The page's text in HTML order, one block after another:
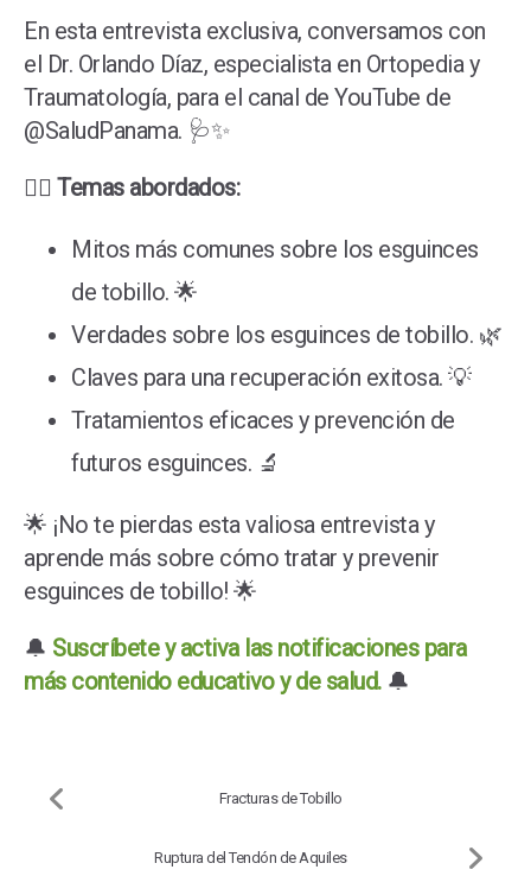
En esta entrevista exclusiva, conversamos con
el Dr. Orlando Díaz, especialista en Ortopedia y
Traumatología, para el canal de YouTube de
@SaludPanama. 🩺✨
👨‍⚕️ Temas abordados:
Mitos más comunes sobre los esguinces
de tobillo. 🌟
Verdades sobre los esguinces de tobillo. 🌿
Claves para una recuperación exitosa. 💡
Tratamientos eficaces y prevención de
futuros esguinces. 🔬
🌟 ¡No te pierdas esta valiosa entrevista y
aprende más sobre cómo tratar y prevenir
esguinces de tobillo! 🌟
🔔 Suscríbete y activa las notificaciones para
más contenido educativo y de salud.🔔
Fracturas de Tobillo
Ruptura del Tendón de Aquiles